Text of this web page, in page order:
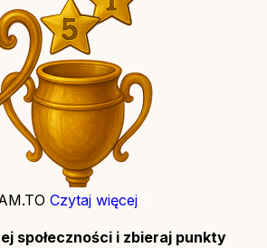
Czytaj więcej
społeczności i zbieraj punkty